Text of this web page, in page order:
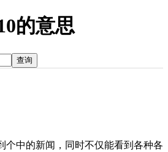
的意思
查询
个中的新闻，同时不仅能看到各种各